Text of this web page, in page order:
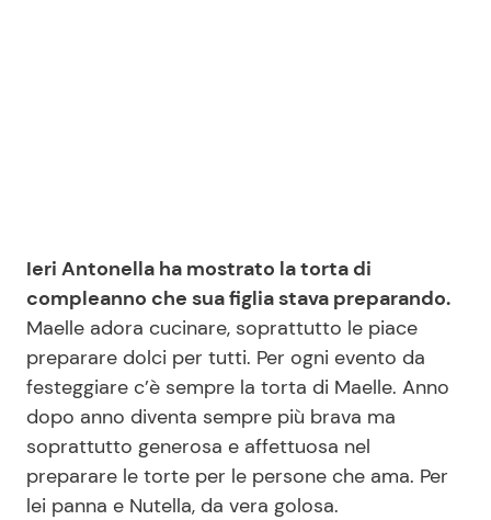
Ieri Antonella ha mostrato la torta di
compleanno che sua figlia stava preparando.
Maelle adora cucinare, soprattutto le piace
preparare dolci per tutti. Per ogni evento da
festeggiare c’è sempre la torta di Maelle. Anno
dopo anno diventa sempre più brava ma
soprattutto generosa e affettuosa nel
preparare le torte per le persone che ama. Per
lei panna e Nutella, da vera golosa.